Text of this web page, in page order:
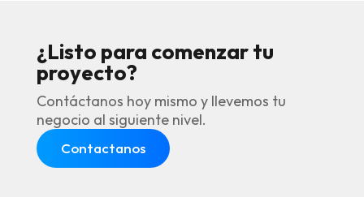
¿Listo para comenzar tu
proyecto?
Contáctanos hoy mismo y llevemos tu
negocio al siguiente nivel.
Contactanos